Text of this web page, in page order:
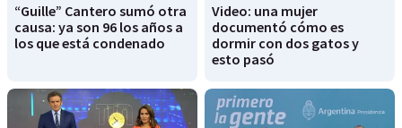
“Guille” Cantero sumó otra
causa: ya son 96 los años a
los que está condenado
Video: una mujer
documentó cómo es
dormir con dos gatos y
esto pasó